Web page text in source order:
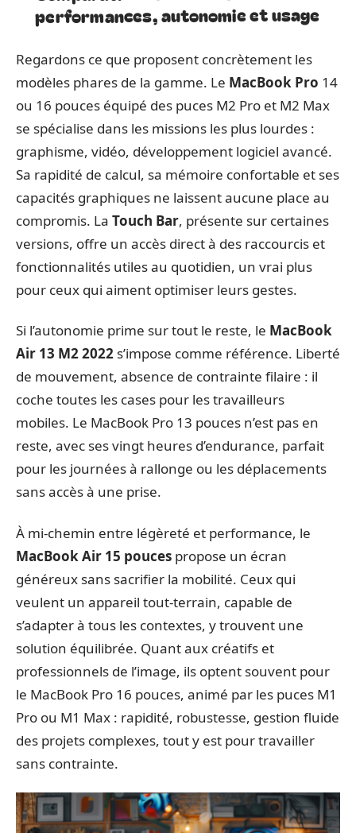
performances, autonomie et usage
Regardons ce que proposent concrètement les
modèles phares de la gamme. Le MacBook Pro 14
ou 16 pouces équipé des puces M2 Pro et M2 Max
se spécialise dans les missions les plus lourdes :
graphisme, vidéo, développement logiciel avancé.
Sa rapidité de calcul, sa mémoire confortable et ses
capacités graphiques ne laissent aucune place au
compromis. La Touch Bar, présente sur certaines
versions, offre un accès direct à des raccourcis et
fonctionnalités utiles au quotidien, un vrai plus
pour ceux qui aiment optimiser leurs gestes.
Si l’autonomie prime sur tout le reste, le MacBook
Air 13 M2 2022 s’impose comme référence. Liberté
de mouvement, absence de contrainte filaire : il
coche toutes les cases pour les travailleurs
mobiles. Le MacBook Pro 13 pouces n’est pas en
reste, avec ses vingt heures d’endurance, parfait
pour les journées à rallonge ou les déplacements
sans accès à une prise.
À mi-chemin entre légèreté et performance, le
MacBook Air 15 pouces propose un écran
généreux sans sacrifier la mobilité. Ceux qui
veulent un appareil tout-terrain, capable de
s’adapter à tous les contextes, y trouvent une
solution équilibrée. Quant aux créatifs et
professionnels de l’image, ils optent souvent pour
le MacBook Pro 16 pouces, animé par les puces M1
Pro ou M1 Max : rapidité, robustesse, gestion fluide
des projets complexes, tout y est pour travailler
sans contrainte.